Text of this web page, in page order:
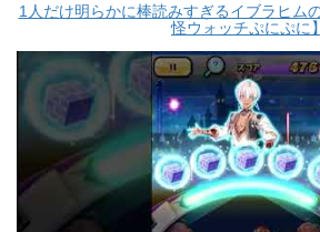
1人だけ明らかに棒読みすぎるイブラヒム
怪ウォッチぷにぷに】